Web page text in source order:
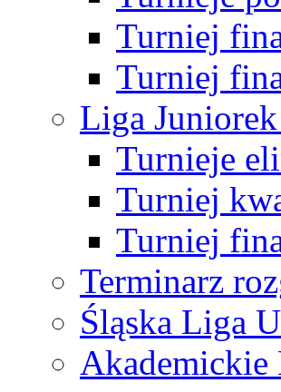
Turniej
Turniej
Liga
Turnieje
Turniej
Turniej
Terminarz
Śląska Liga
Akademickie